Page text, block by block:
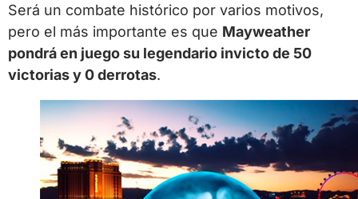
Será un combate histórico por varios motivos,
pero el más importante es que Mayweather
pondrá en juego su legendario invicto de 50
victorias y 0 derrotas.